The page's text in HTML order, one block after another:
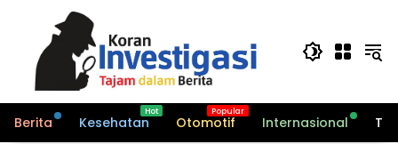
Berita Kesehatan Otomotif Internasional